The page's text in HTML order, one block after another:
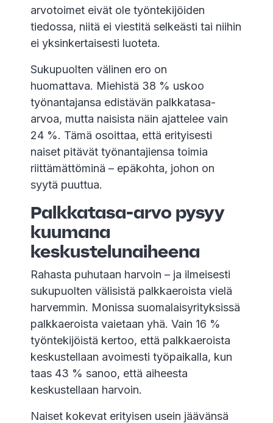
arvotoimet eivät ole työntekijöiden
tiedossa, niitä ei viestitä selkeästi tai niihin
ei yksinkertaisesti luoteta.
Sukupuolten välinen ero on
huomattava. Miehistä 38 % uskoo
työnantajansa edistävän palkkatasa-
arvoa, mutta naisista näin ajattelee vain
24 %. Tämä osoittaa, että erityisesti
naiset pitävät työnantajiensa toimia
riittämättöminä – epäkohta, johon on
syytä puuttua.
Palkkatasa-arvo pysyy
kuumana
keskustelunaiheena
Rahasta puhutaan harvoin – ja ilmeisesti
sukupuolten välisistä palkkaeroista vielä
harvemmin. Monissa suomalaisyrityksissä
palkkaeroista vaietaan yhä. Vain 16 %
työntekijöistä kertoo, että palkkaeroista
keskustellaan avoimesti työpaikalla, kun
taas 43 % sanoo, että aiheesta
keskustellaan harvoin.
Naiset kokevat erityisen usein jäävänsä